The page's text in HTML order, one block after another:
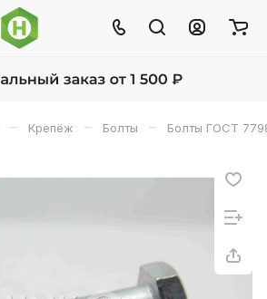
– Крепёж – Болты – Болты ГОСТ